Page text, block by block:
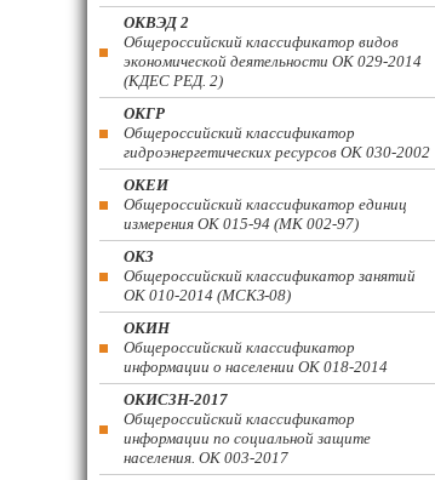
ОКВЭД 2
Общероссийский классификатор видов
экономической деятельности ОК 029-2014
(КДЕС РЕД. 2)
ОКГР
Общероссийский классификатор
гидроэнергетических ресурсов ОК 030-2002
ОКЕИ
Общероссийский классификатор единиц
измерения ОК 015-94 (МК 002-97)
ОКЗ
Общероссийский классификатор занятий
ОК 010-2014 (МСКЗ-08)
ОКИН
Общероссийский классификатор
информации о населении ОК 018-2014
ОКИСЗН-2017
Общероссийский классификатор
информации по социальной защите
населения. ОК 003-2017